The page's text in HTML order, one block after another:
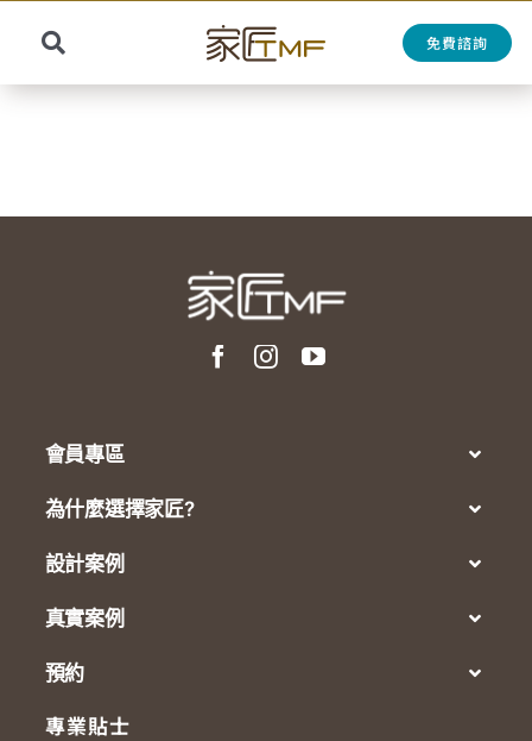
content
Toggle
Navigation
Search
免費諮詢
會員專區
為什麼選擇家匠?
設計案例
真實案例
預約
專業貼士